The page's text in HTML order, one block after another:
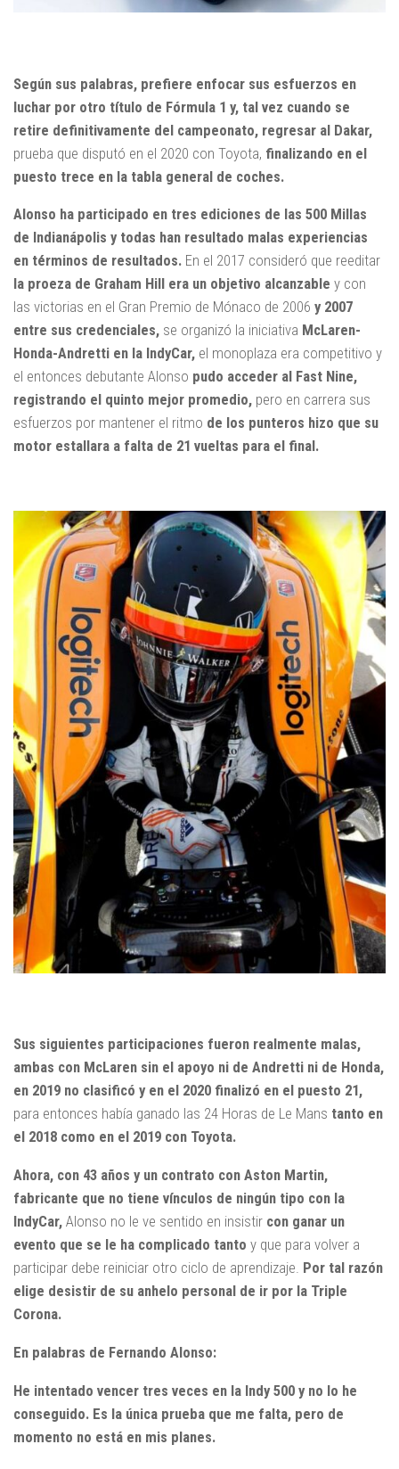
Según sus palabras, prefiere enfocar sus esfuerzos en
luchar por otro título de Fórmula 1 y, tal vez cuando se
retire definitivamente del campeonato, regresar al Dakar,
prueba que disputó en el 2020 con Toyota, finalizando en el
puesto trece en la tabla general de coches.
Alonso ha participado en tres ediciones de las 500 Millas
de Indianápolis y todas han resultado malas experiencias
en términos de resultados. En el 2017 consideró que reeditar
la proeza de Graham Hill era un objetivo alcanzable y con
las victorias en el Gran Premio de Mónaco de 2006 y 2007
entre sus credenciales, se organizó la iniciativa McLaren-
Honda-Andretti en la IndyCar, el monoplaza era competitivo y
el entonces debutante Alonso pudo acceder al Fast Nine,
registrando el quinto mejor promedio, pero en carrera sus
esfuerzos por mantener el ritmo de los punteros hizo que su
motor estallara a falta de 21 vueltas para el final.
Sus siguientes participaciones fueron realmente malas,
ambas con McLaren sin el apoyo ni de Andretti ni de Honda,
en 2019 no clasificó y en el 2020 finalizó en el puesto 21,
para entonces había ganado las 24 Horas de Le Mans tanto en
el 2018 como en el 2019 con Toyota.
Ahora, con 43 años y un contrato con Aston Martin,
fabricante que no tiene vínculos de ningún tipo con la
IndyCar, Alonso no le ve sentido en insistir con ganar un
evento que se le ha complicado tanto y que para volver a
participar debe reiniciar otro ciclo de aprendizaje. Por tal razón
elige desistir de su anhelo personal de ir por la Triple
Corona.
En palabras de Fernando Alonso:
He intentado vencer tres veces en la Indy 500 y no lo he
conseguido. Es la única prueba que me falta, pero de
momento no está en mis planes.